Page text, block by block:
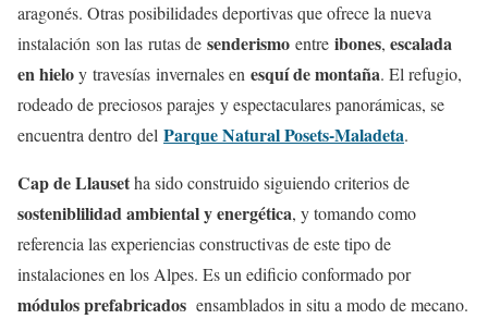
aragonés. Otras posibilidades deportivas que ofrece la nueva
instalación son las rutas de senderismo entre ibones, escalada
en hieloy travesías invernales en esquí de montaña. El refugio,
rodeado de preciosos parajes y espectaculares panorámicas, se
encuentra dentro del Parque Natural Posets-Maladeta.
Cap de Llausetha sido construido siguiendo criterios de
sosteniblilidad ambiental y energética, y tomando como
referencia las experiencias constructivas de este tipo de
instalaciones en los Alpes. Es un edificio conformado por
módulos prefabricados ensamblados in situ a modo de mecano.